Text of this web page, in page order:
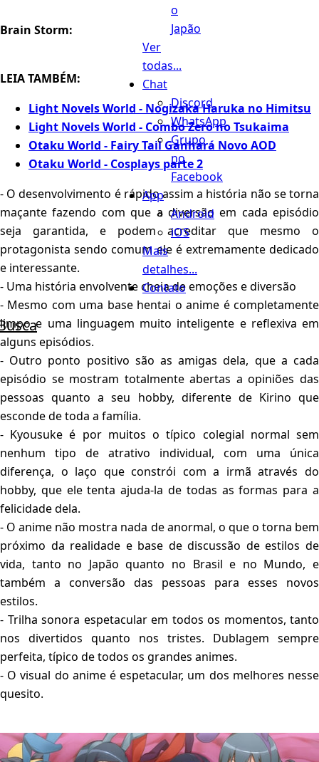
o
Japão
Ver
todas...
Chat
Discord
WhatsApp
Grupo
no
Facebook
App
Android
iOS
Mais
detalhes...
Contato
Brain Storm:
LEIA TAMBÉM:
Light Novels World - Nogizaka Haruka no Himitsu
Light Novels World - Combo Zero no Tsukaima
Otaku World - Fairy Tail Ganhará Novo AOD
Otaku World - Cosplays parte 2
- O desenvolvimento é rápido assim a história não se torna
maçante fazendo com que a diversão em cada episódio
seja garantida, e podem acreditar que mesmo o
protagonista sendo comum ele é extremamente dedicado
e interessante.
- Uma história envolvente cheia de emoções e diversão
- Mesmo com uma base hentai o anime é completamente
limpo e uma linguagem muito inteligente e reflexiva em
alguns episódios.
- Outro ponto positivo são as amigas dela, que a cada
episódio se mostram totalmente abertas a opiniões das
pessoas quanto a seu hobby, diferente de Kirino que
esconde de toda a família.
- Kyousuke é por muitos o típico colegial normal sem
nenhum tipo de atrativo individual, com uma única
diferença, o laço que constrói com a irmã através do
hobby, que ele tenta ajuda-la de todas as formas para a
felicidade dela.
- O anime não mostra nada de anormal, o que o torna bem
próximo da realidade e base de discussão de estilos de
vida, tanto no Japão quanto no Brasil e no Mundo, e
também a conversão das pessoas para esses novos
estilos.
- Trilha sonora espetacular em todos os momentos, tanto
nos divertidos quanto nos tristes. Dublagem sempre
perfeita, típico de todos os grandes animes.
- O visual do anime é espetacular, um dos melhores nesse
quesito.